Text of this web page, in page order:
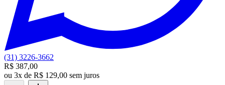
(31) 3226-3662
R$ 387,00
ou 3x de R$ 129,00 sem juros